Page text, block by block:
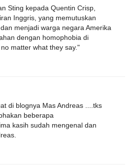
Sting kepada Quentin Crisp,
Inggris, yang memutuskan
menjadi warga negara Amerika
dengan homophobia di
matter what they say."
di blognya Mas Andreas ....tks
beberapa
kasih sudah mengenal dan